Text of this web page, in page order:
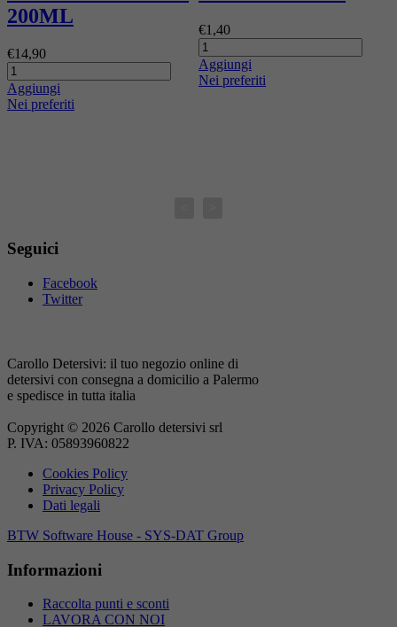
200ML
€14,90
Aggiungi
Nei preferiti
€1,40
Aggiungi
Nei preferiti
Seguici
Facebook
Twitter
Carollo Detersivi: il tuo negozio online di
detersivi con consegna a domicilio a Palermo
e spedisce in tutta italia
Copyright © 2026 Carollo detersivi srl
P. IVA: 05893960822
Cookies Policy
Privacy Policy
Dati legali
BTW Software House - SYS-DAT Group
Informazioni
Raccolta punti e sconti
LAVORA CON NOI